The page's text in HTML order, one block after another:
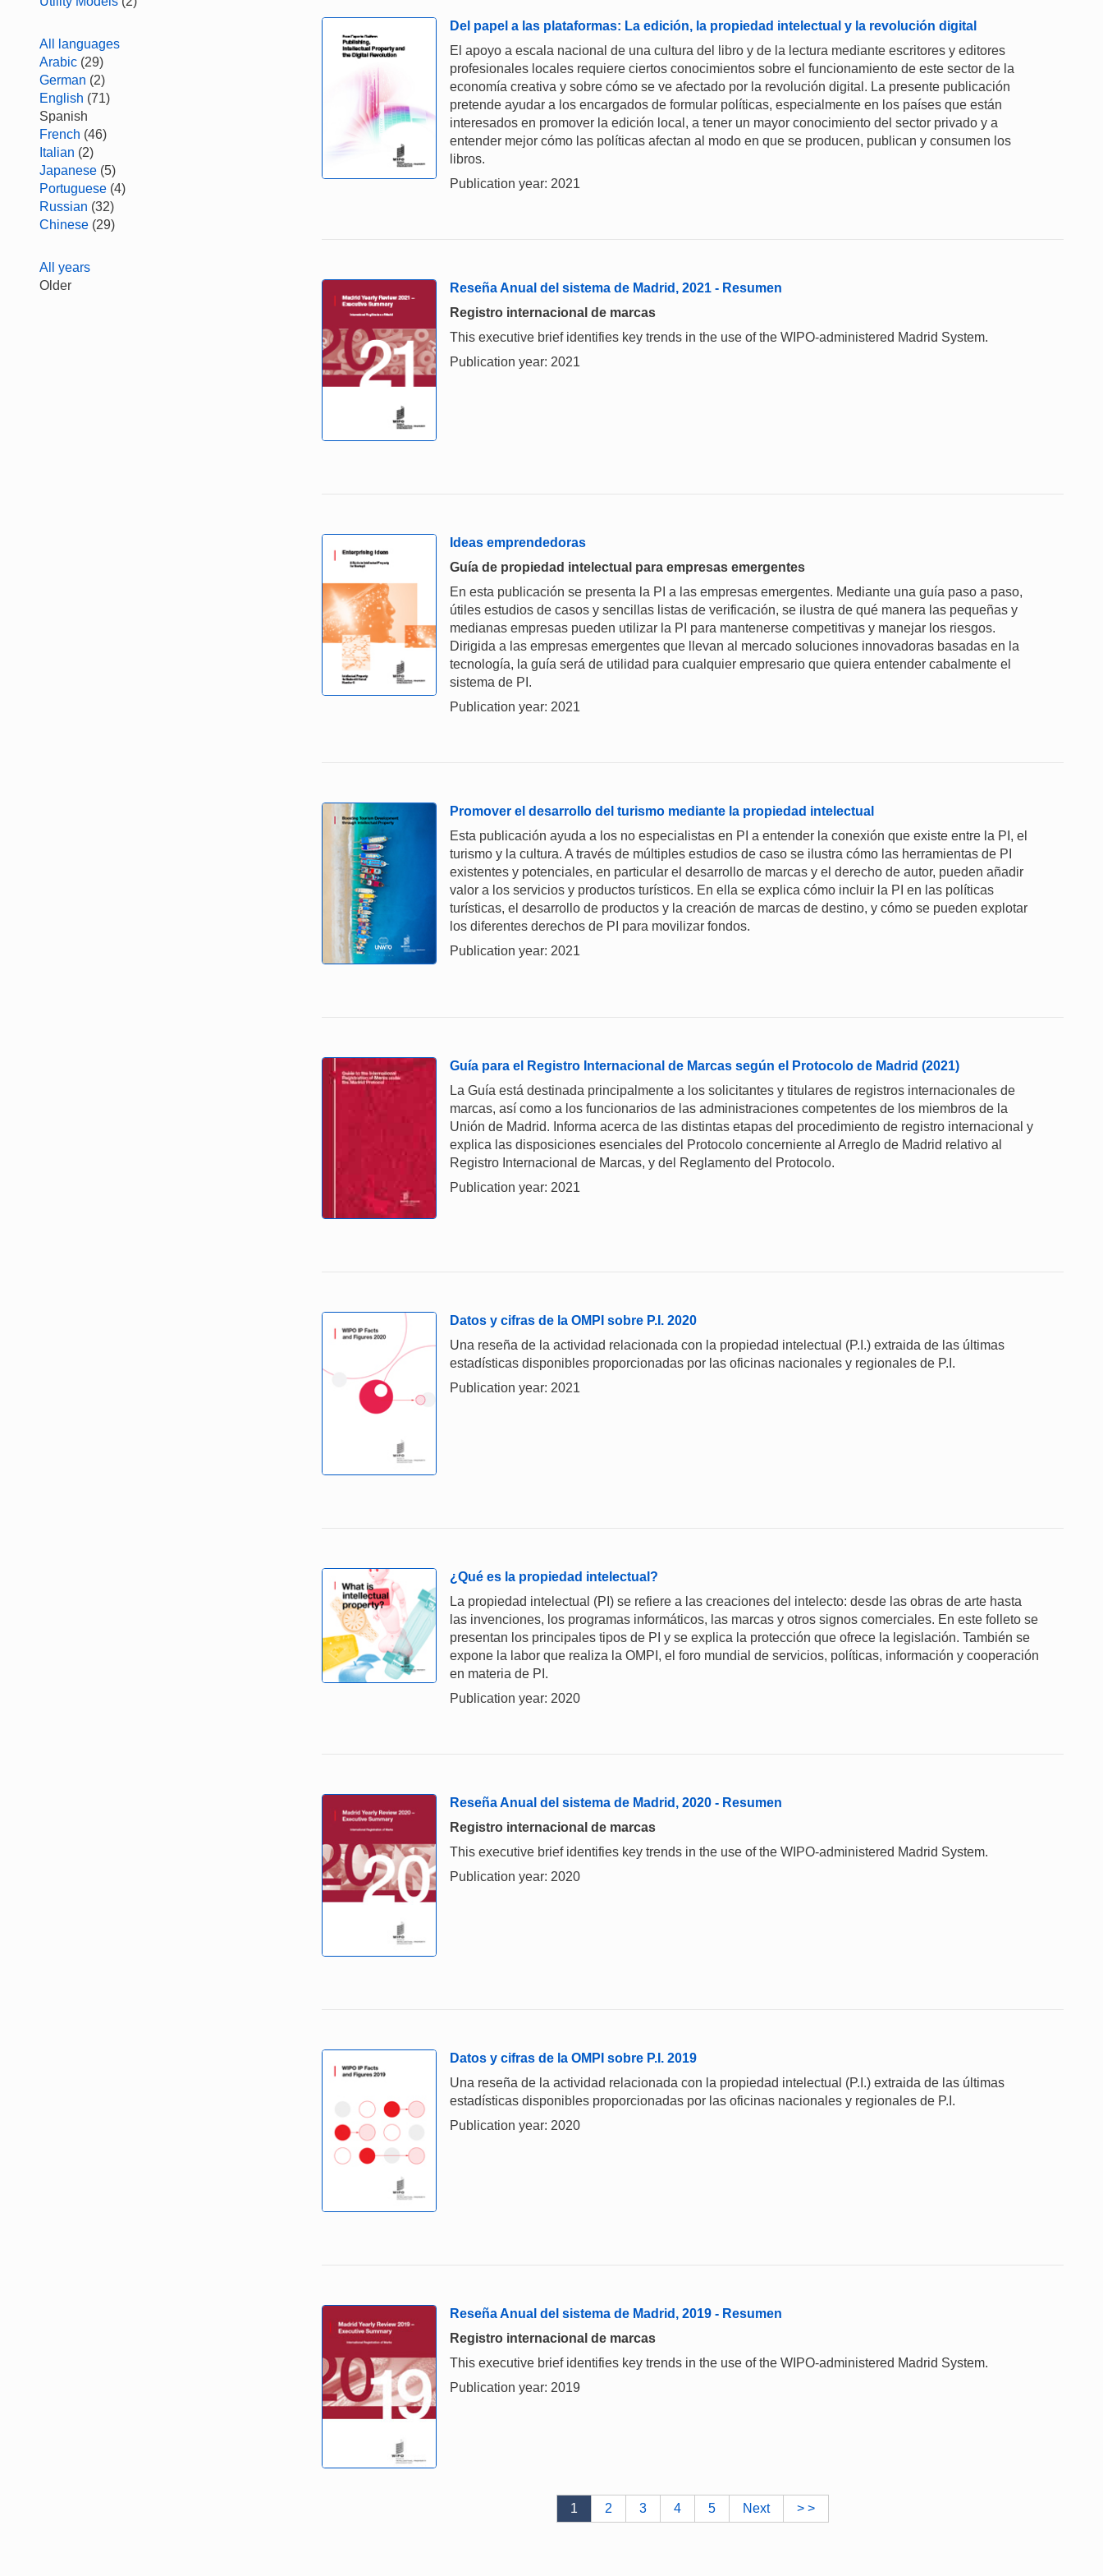
All languages
Arabic (29)
German (2)
English (71)
Spanish
French (46)
Italian (2)
Japanese (5)
Portuguese (4)
Russian (32)
Chinese (29)
All years
Older
Del papel a las plataformas: La edición, la propiedad intelectual y la revolución digital
El apoyo a escala nacional de una cultura del libro y de la lectura mediante escritores y editores
profesionales locales requiere ciertos conocimientos sobre el funcionamiento de este sector de la
economía creativa y sobre cómo se ve afectado por la revolución digital. La presente publicación
pretende ayudar a los encargados de formular políticas, especialmente en los países que están
interesados en promover la edición local, a tener un mayor conocimiento del sector privado y a
entender mejor cómo las políticas afectan al modo en que se producen, publican y consumen los
libros.
Publication year: 2021
Reseña Anual del sistema de Madrid, 2021 - Resumen
Registro internacional de marcas
This executive brief identifies key trends in the use of the WIPO-administered Madrid System.
Publication year: 2021
Ideas emprendedoras
Guía de propiedad intelectual para empresas emergentes
En esta publicación se presenta la PI a las empresas emergentes. Mediante una guía paso a paso,
útiles estudios de casos y sencillas listas de verificación, se ilustra de qué manera las pequeñas y
medianas empresas pueden utilizar la PI para mantenerse competitivas y manejar los riesgos.
Dirigida a las empresas emergentes que llevan al mercado soluciones innovadoras basadas en la
tecnología, la guía será de utilidad para cualquier empresario que quiera entender cabalmente el
sistema de PI.
Publication year: 2021
Promover el desarrollo del turismo mediante la propiedad intelectual
Esta publicación ayuda a los no especialistas en PI a entender la conexión que existe entre la PI, el
turismo y la cultura. A través de múltiples estudios de caso se ilustra cómo las herramientas de PI
existentes y potenciales, en particular el desarrollo de marcas y el derecho de autor, pueden añadir
valor a los servicios y productos turísticos. En ella se explica cómo incluir la PI en las políticas
turísticas, el desarrollo de productos y la creación de marcas de destino, y cómo se pueden explotar
los diferentes derechos de PI para movilizar fondos.
Publication year: 2021
Guía para el Registro Internacional de Marcas según el Protocolo de Madrid (2021)
La Guía está destinada principalmente a los solicitantes y titulares de registros internacionales de
marcas, así como a los funcionarios de las administraciones competentes de los miembros de la
Unión de Madrid. Informa acerca de las distintas etapas del procedimiento de registro internacional y
explica las disposiciones esenciales del Protocolo concerniente al Arreglo de Madrid relativo al
Registro Internacional de Marcas, y del Reglamento del Protocolo.
Publication year: 2021
Datos y cifras de la OMPI sobre P.I. 2020
Una reseña de la actividad relacionada con la propiedad intelectual (P.I.) extraida de las últimas
estadísticas disponibles proporcionadas por las oficinas nacionales y regionales de P.I.
Publication year: 2021
¿Qué es la propiedad intelectual?
La propiedad intelectual (PI) se refiere a las creaciones del intelecto: desde las obras de arte hasta
las invenciones, los programas informáticos, las marcas y otros signos comerciales. En este folleto se
presentan los principales tipos de PI y se explica la protección que ofrece la legislación. También se
expone la labor que realiza la OMPI, el foro mundial de servicios, políticas, información y cooperación
en materia de PI.
Publication year: 2020
Reseña Anual del sistema de Madrid, 2020 - Resumen
Registro internacional de marcas
This executive brief identifies key trends in the use of the WIPO-administered Madrid System.
Publication year: 2020
Datos y cifras de la OMPI sobre P.I. 2019
Una reseña de la actividad relacionada con la propiedad intelectual (P.I.) extraida de las últimas
estadísticas disponibles proporcionadas por las oficinas nacionales y regionales de P.I.
Publication year: 2020
Reseña Anual del sistema de Madrid, 2019 - Resumen
Registro internacional de marcas
This executive brief identifies key trends in the use of the WIPO-administered Madrid System.
Publication year: 2019
1 2 3 4 5 Next > >